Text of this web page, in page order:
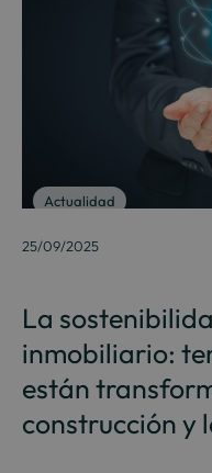
Actualidad
25/09/2025
La
inmobiliario:
están
construcción y